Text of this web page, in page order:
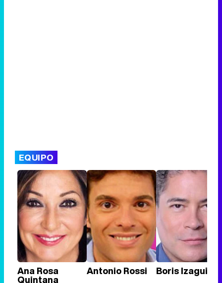
EQUIPO
Ana Rosa
Quintana
Antonio Rossi Boris Izaguirre